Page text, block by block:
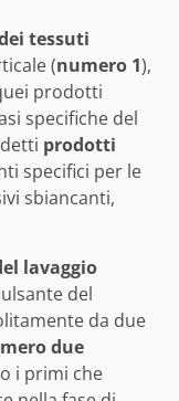
tessuti
(numero 1),
prodotti
specifiche del
prodotti
specifici per le
sbiancanti,
lavaggio
del
da due
due
i primi che